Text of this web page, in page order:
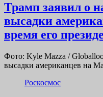
Трамп заявил о
высадки
время его
Фото: Kyle Mazza /
высадки американцев на
Роскосмос